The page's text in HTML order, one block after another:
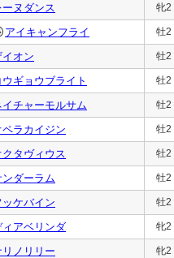
ーヌダンス 牝2
アイキャンフライ 牡2
イオン 牡2
ウギョウブライト 牡2
イチャーモルサム 牡2
ペラカイジン 牡2
クタヴィウス 牡2
ンダーラム 牡2
ッケバイン 牡2
ィアベリンダ 牝2
リノリリー 牝2